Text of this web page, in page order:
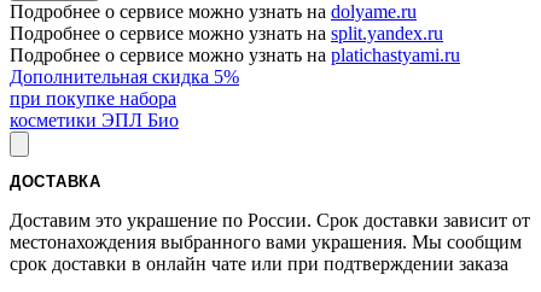
Подробнее о сервисе можно узнать на dolyame.ru
Подробнее о сервисе можно узнать на split.yandex.ru
Подробнее о сервисе можно узнать на platichastyami.ru
Дополнительная скидка 5%
при покупке набора
косметики ЭПЛ Био
ДОСТАВКА
Доставим это украшение по России. Срок доставки зависит от
местонахождения выбранного вами украшения. Мы сообщим
срок доставки в онлайн чате или при подтверждении заказа